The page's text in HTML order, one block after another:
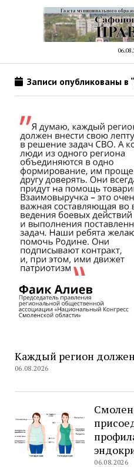
Записи опубликованы в
Каждый регион
06.08.2026
06.08.2026